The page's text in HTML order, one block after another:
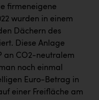
firmeneigene
wurden in einem
Dächern des
Diese Anlage
an CO2-neutralem
noch einmal
Euro-Betrag in
einer Freifläche am